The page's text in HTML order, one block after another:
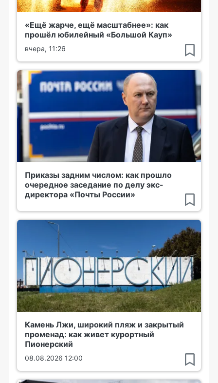
«Ещё жарче, ещё масштабнее»: как
прошёл юбилейный «Большой Кауп»
вчера, 11:26
Приказы задним числом: как прошло
очередное заседание по делу экс-
директора «Почты России»
Камень Лжи, широкий пляж и закрытый
променад: как живет курортный
Пионерский
08.08.2026 12:00